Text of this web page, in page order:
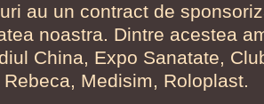
au un contract de
noastra. Dintre acestea
China, Expo Sanatate,
Medisim, Roloplast.